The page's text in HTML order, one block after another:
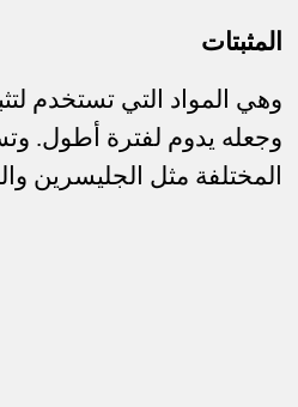
المثبتات
وهي المواد التي تستخدم
وجعله يدوم لفترة أطول.
المختلفة مثل الجليسرين